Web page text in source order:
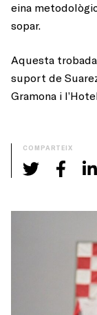
eina
sopar.
Aquesta
suport de
Gramona i
COMPARTEIX